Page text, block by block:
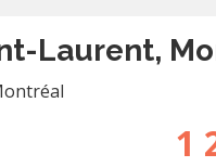
Laurent,
1